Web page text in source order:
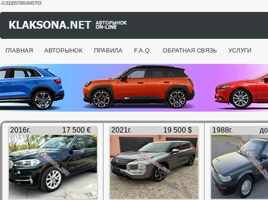
-0.033557891845703
ГЛАВНАЯ АВТОРЫНОК ПРАВИЛА F.A.Q. ОБРАТНАЯ СВЯЗЬ УСЛУГИ
2016г. 17 500 € 2021г. 19 500 $ 1988г.